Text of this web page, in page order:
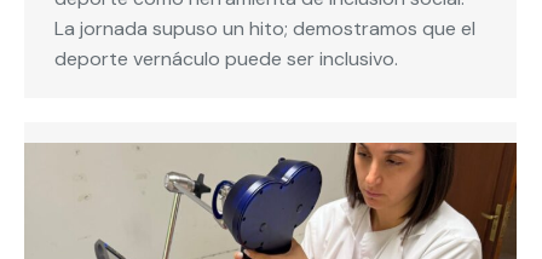
La jornada supuso un hito; demostramos que el
deporte vernáculo puede ser inclusivo.